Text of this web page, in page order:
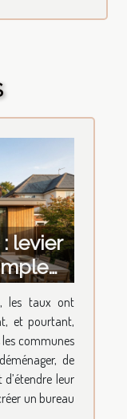
levier
les taux ont
et pourtant,
communes
de
leur
un bureau